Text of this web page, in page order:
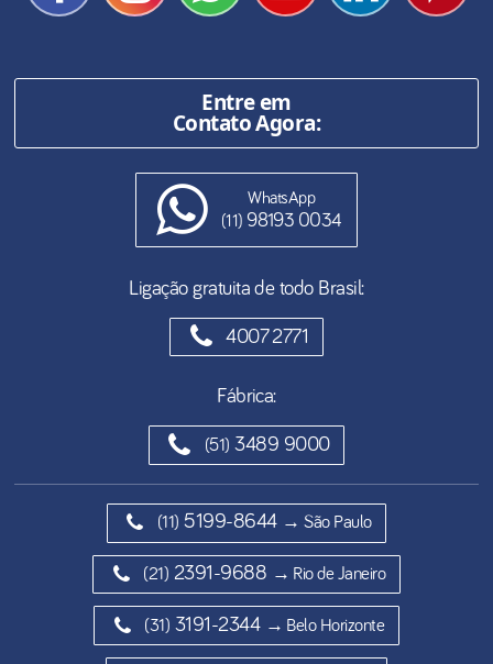
Entre em
Contato Agora:
WhatsApp
(11) 98193 0034
Ligação gratuita de todo Brasil:
4007 2771
Fábrica:
(51) 3489 9000
(11) 5199-8644 → São Paulo
(21) 2391-9688 → Rio de Janeiro
(31) 3191-2344 → Belo Horizonte